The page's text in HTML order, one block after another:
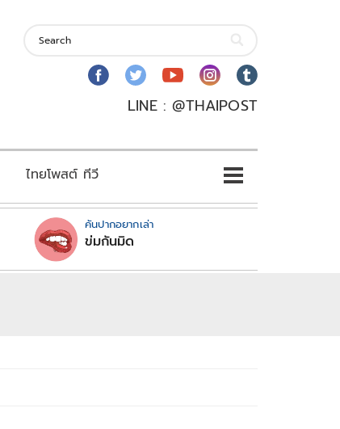
LINE : @THAIPOST
ไทยโพสต์ ทีวี
คันปากอยากเล่า
ข่มกันมิด